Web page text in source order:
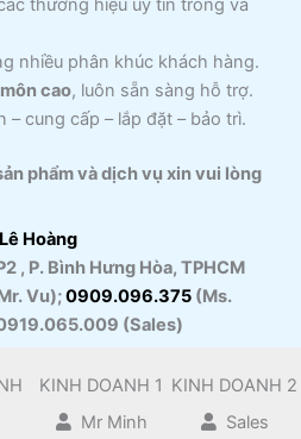
thương hiệu uy tín trong và
nhiều phân khúc khách hàng.
cao, luôn sẵn sàng hỗ trợ.
– cung cấp – lắp đặt – bảo trì.
phẩm và dịch vụ xin vui lòng
Lê Hoàng
, P. Bình Hưng Hòa, TPHCM
Vu);0909.096.375 (Ms.
(Sales)
KINH DOANH 1
Mr Minh
KINH DOANH 2
Sales